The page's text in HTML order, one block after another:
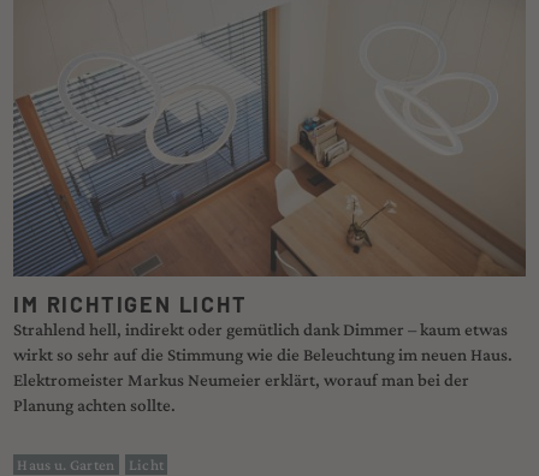
IM RICHTIGEN LICHT
Strahlend hell, indirekt oder gemütlich dank Dimmer – kaum etwas
wirkt so sehr auf die Stimmung wie die Beleuchtung im neuen Haus.
Elektromeister Markus Neumeier erklärt, worauf man bei der
Planung achten sollte.
Haus u. Garten Licht